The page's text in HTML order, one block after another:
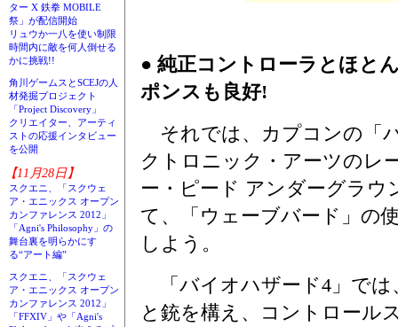
ター X 鉄拳 MOBILE
祭」が配信開始
リュウか一八を使い制限
時間内に敵を何人倒せる
かに挑戦!!
角川ゲームスとSCEJの人
材発掘プロジェクト
「Project Discovery」
クリエイター、アーティ
ストの応援インタビュー
を公開
【11月28日】
スクエニ、「スクウェ
ア・エニックス オープン
カンファレンス 2012」
「Agni's Philosophy」の
舞台裏を明らかにす
る“アート編”
スクエニ、「スクウェ
ア・エニックス オープン
カンファレンス 2012」
「FFXIV」や「Agni's
● 純正コントローラとほと
ポンスも良好!
それでは、カプコンの「
クトロニック・アーツのレ
ー・ピード アンダーグラウ
て、「ウェーブバード」の
しよう。
「バイオハザード4」では
と銃を構え、コントロール